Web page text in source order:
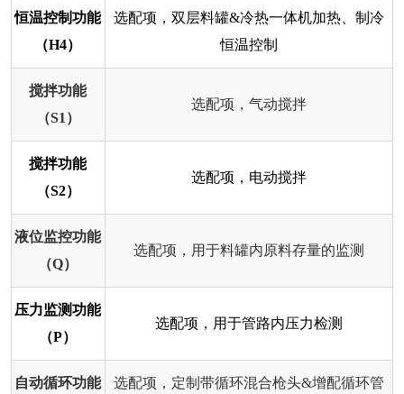
恒温控制功能
（H4）
选配项，双层料罐&冷热一体机加热、制冷
恒温控制
搅拌功能
（S1）
选配项，气动搅拌
搅拌功能
（S2）
选配项，电动搅拌
液位监控功能
（Q）
选配项，用于料罐内原料存量的监测
压力监测功能
（P）
选配项，用于管路内压力检测
自动循环功能 选配项，定制带循环混合枪头&增配循环管